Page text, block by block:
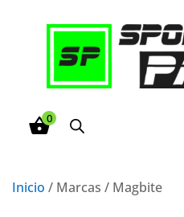
0
Inicio / Marcas / Magbite